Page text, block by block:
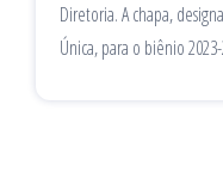
Diretoria. A chapa,
Única, para o biênio